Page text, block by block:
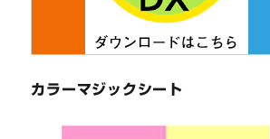
カラーマジックシート